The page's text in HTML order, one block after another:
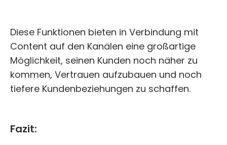
Diese Funktionen bieten in Verbindung mit
Content auf den Kanälen eine großartige
Möglichkeit, seinen Kunden noch näher zu
kommen, Vertrauen aufzubauen und noch
tiefere Kundenbeziehungen zu schaffen.
Fazit: